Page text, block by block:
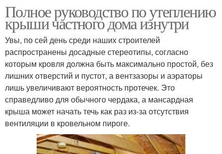
Полное руководство по утеплению
крыши частного дома изнутри
Увы, по сей день среди наших строителей
распространены досадные стереотипы, согласно
которым кровля должна быть максимально простой, без
лишних отверстий и пустот, а вентзазоры и аэраторы
лишь увеличивают вероятность протечек. Это
справедливо для обычного чердака, а мансардная
крыша может начать течь как раз из-за отсутствия
вентиляции в кровельном пироге.